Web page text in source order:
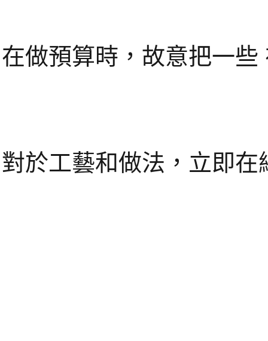
在做預算時，故意把一些
對於工藝和做法，立即